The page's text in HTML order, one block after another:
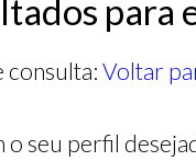
para
consulta: Voltar
o seu perfil